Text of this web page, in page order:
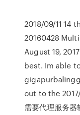
2018/09/11 14
20160428
August 19,
best. Im able
out to the
需要代理服务